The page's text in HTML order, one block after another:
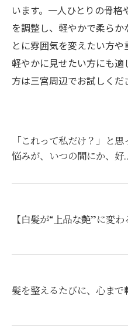
います。一人ひとりの骨
を調整し、軽やかで柔ら
とに雰囲気を変えたい方
軽やかに見せたい方にも
方は三宮周辺でお試しくだ
「これって私だけ？」と
悩みが、いつの間にか、好
【白髪が“上品な艶”に変わ
髪を整えるたびに、心まで